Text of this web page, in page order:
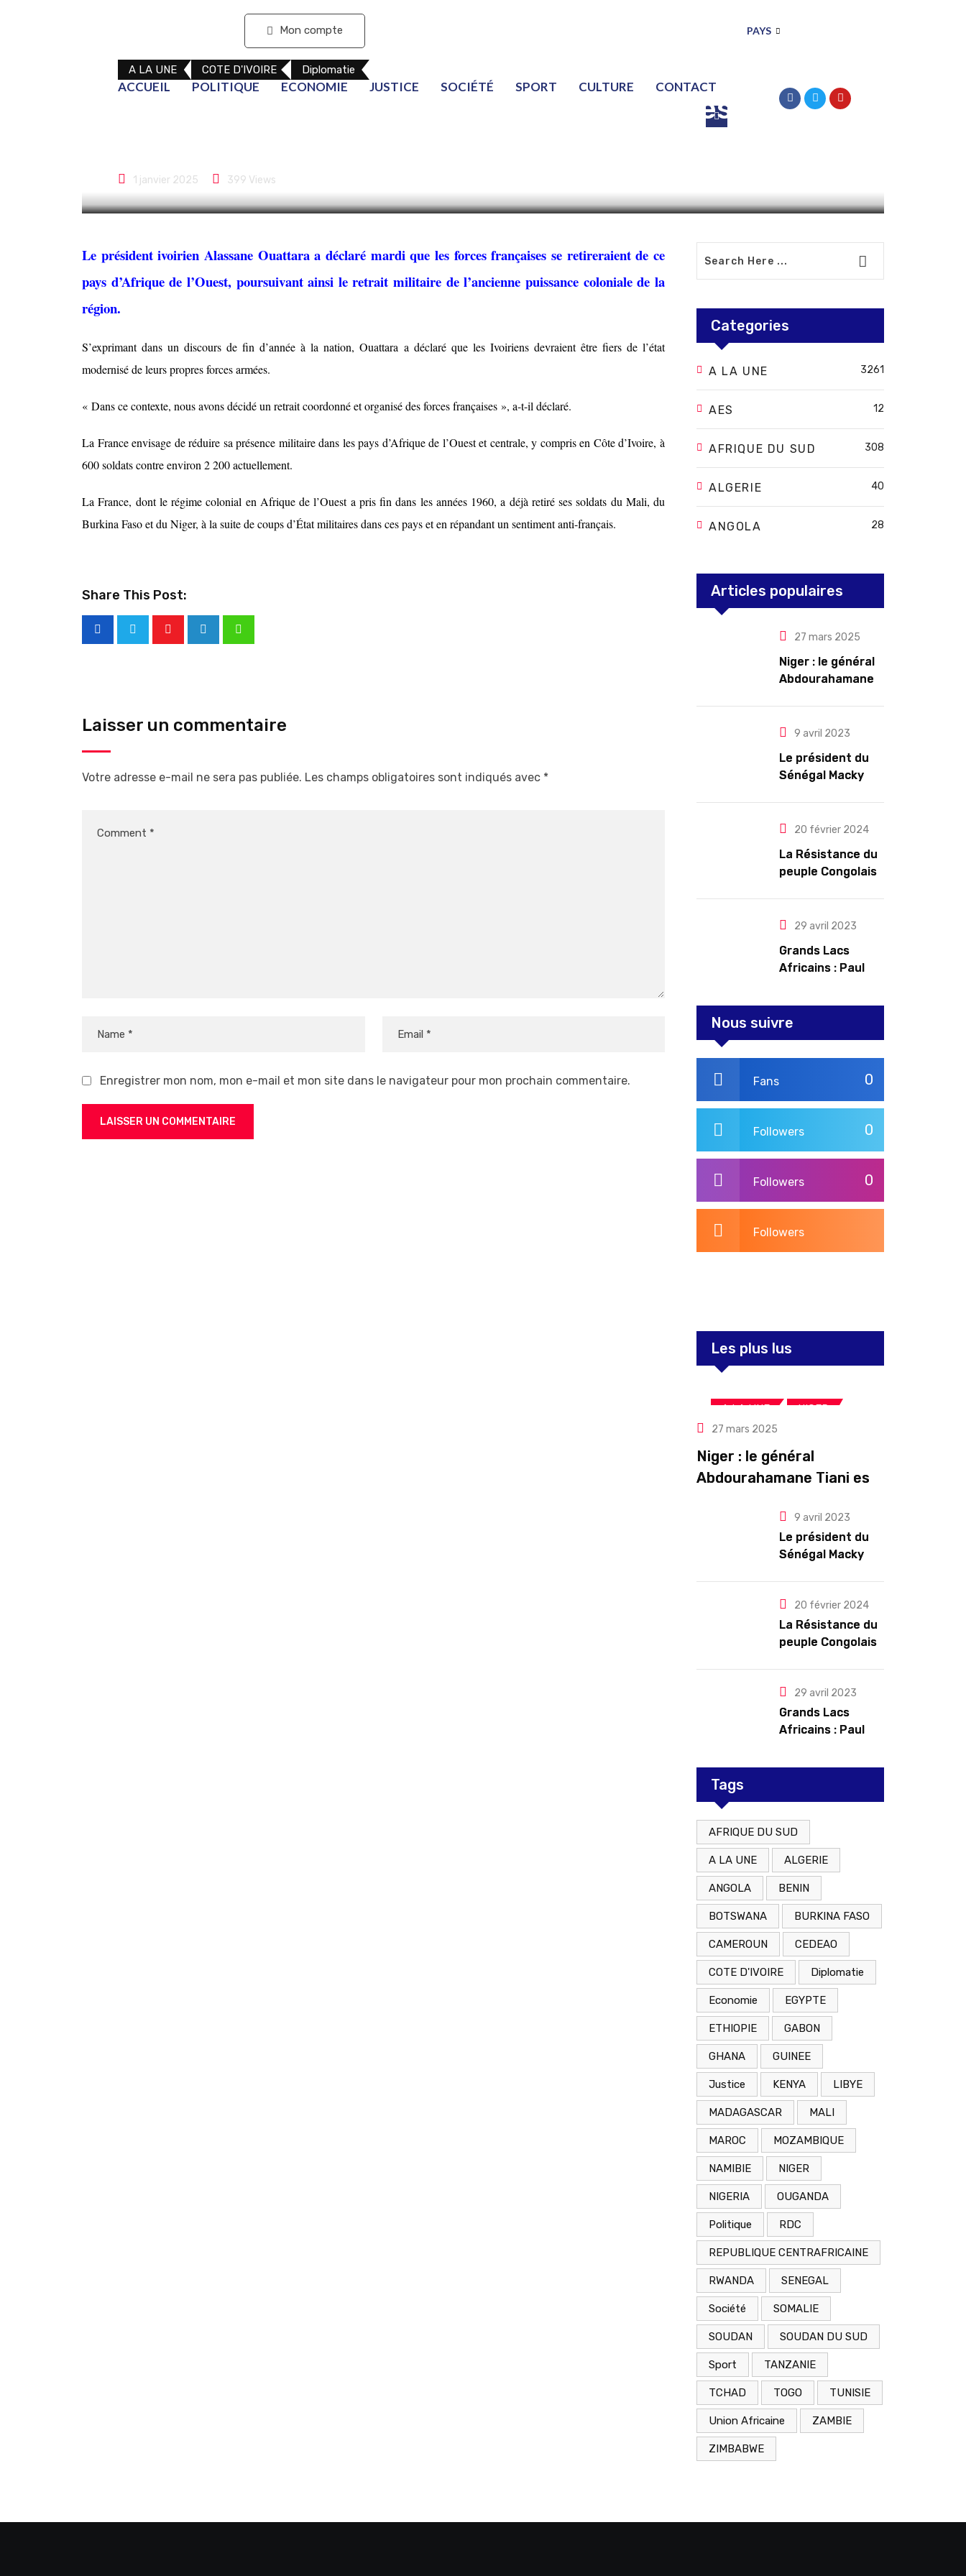
Mon compte PAYS
ACCUEIL POLITIQUE ECONOMIE JUSTICE SOCIÉTÉ SPORT CULTURE CONTACT
A LA UNE COTE D'IVOIRE Diplomatie
Le président ivoirien annonce le retrait des
1 janvier 2025 399 Views
Le président ivoirien Alassane Ouattara a déclaré mardi que les forces françaises se retireraient de ce
pays d’Afrique de l’Ouest, poursuivant ainsi le retrait militaire de l’ancienne puissance coloniale de la
région.
S’exprimant dans un discours de fin d’année à la nation, Ouattara a déclaré que les Ivoiriens devraient être fiers de l’état
modernisé de leurs propres forces armées.
« Dans ce contexte, nous avons décidé un retrait coordonné et organisé des forces françaises », a-t-il déclaré.
La France envisage de réduire sa présence militaire dans les pays d’Afrique de l’Ouest et centrale, y compris en Côte d’Ivoire, à
600 soldats contre environ 2 200 actuellement.
La France, dont le régime colonial en Afrique de l’Ouest a pris fin dans les années 1960, a déjà retiré ses soldats du Mali, du
Burkina Faso et du Niger, à la suite de coups d’État militaires dans ces pays et en répandant un sentiment anti-français.
Share This Post:
Laisser un commentaire
Votre adresse e-mail ne sera pas publiée. Les champs obligatoires sont indiqués avec *
Enregistrer mon nom, mon e-mail et mon site dans le navigateur pour mon prochain commentaire.
Categories
A LA UNE 3261
AES 12
AFRIQUE DU SUD 308
ALGERIE 40
ANGOLA 28
Articles populaires
27 mars 2025
Niger : le général
Abdourahamane
investi président
renouvelables
9 avril 2023
Le président du
Sénégal Macky
l’arrêt des
20 février 2024
La Résistance du
peuple Congolais
par le Rwanda
29 avril 2023
Grands Lacs
Africains : Paul
redorer le blason
Nous suivre
0
Fans
0
Followers
0
Followers
Followers
Les plus lus
A LA UNE NIGER
Politique
27 mars 2025
Niger : le général
Abdourahamane Tiani est
président pour cinq ans
renouvelables
9 avril 2023
Le président du
Sénégal Macky
l’arrêt des
troubles
20 février 2024
La Résistance du
peuple Congolais
par le Rwanda
29 avril 2023
Grands Lacs
Africains : Paul
redorer le blason
Tags
AFRIQUE DU SUD
A LA UNE ALGERIE
ANGOLA BENIN
BOTSWANA BURKINA FASO
CAMEROUN CEDEAO
COTE D'IVOIRE Diplomatie
Economie EGYPTE
ETHIOPIE GABON
GHANA GUINEE
Justice KENYA LIBYE
MADAGASCAR MALI
MAROC MOZAMBIQUE
NAMIBIE NIGER
NIGERIA OUGANDA
Politique RDC
REPUBLIQUE CENTRAFRICAINE
RWANDA SENEGAL
Société SOMALIE
SOUDAN SOUDAN DU SUD
Sport TANZANIE
TCHAD TOGO TUNISIE
Union Africaine ZAMBIE
ZIMBABWE